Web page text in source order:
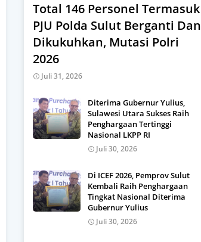
Total 146 Personel Termasuk
PJU Polda Sulut Berganti Dan
Dikukuhkan, Mutasi Polri
2026
Juli 31, 2026
Diterima Gubernur Yulius,
Sulawesi Utara Sukses Raih
Penghargaan Tertinggi
Nasional LKPP RI
Juli 30, 2026
Di ICEF 2026, Pemprov Sulut
Kembali Raih Penghargaan
Tingkat Nasional Diterima
Gubernur Yulius
Juli 30, 2026